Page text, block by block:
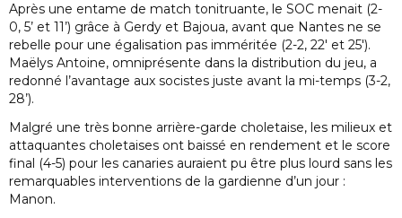
Après une entame de match tonitruante, le SOC menait (2-
0, 5’ et 11’) grâce à Gerdy et Bajoua, avant que Nantes ne se
rebelle pour une égalisation pas imméritée (2-2, 22′ et 25′).
Maëlys Antoine, omniprésente dans la distribution du jeu, a
redonné l’avantage aux socistes juste avant la mi-temps (3-2,
28’).
Malgré une très bonne arrière-garde choletaise, les milieux et
attaquantes choletaises ont baissé en rendement et le score
final (4-5) pour les canaries auraient pu être plus lourd sans les
remarquables interventions de la gardienne d’un jour :
Manon.